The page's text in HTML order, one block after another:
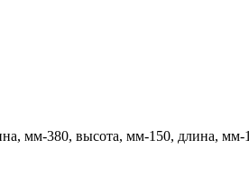
мм-380, высота, мм-150, длина,